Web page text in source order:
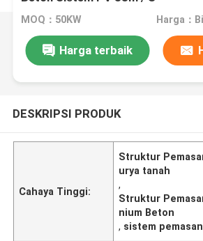
MOQ：50KW
Harga terbaik
DESKRIPSI PRODUK
Cahaya Tinggi:
Struktur
urya tanah
,
Struktur
nium Beton
, sistem